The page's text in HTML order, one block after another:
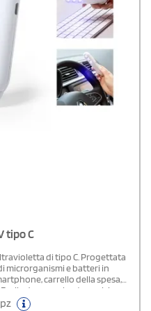
tipo C
di tipo C. Progettata
microrganismi e batteri in
carrello della spesa,
da usare, basta avvicinare
alcuni secondi, a una